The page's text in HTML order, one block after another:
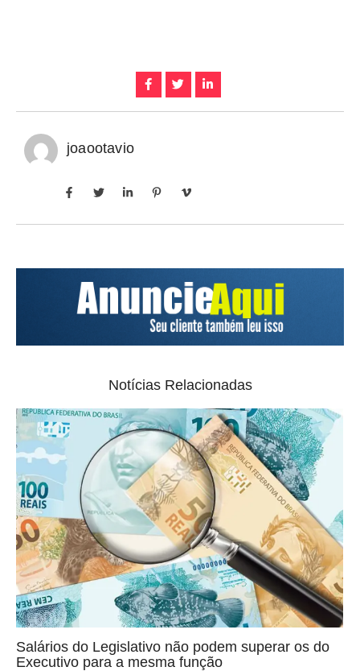
joaootavio
Notícias Relacionadas
Salários do Legislativo não podem superar os do
Executivo para a mesma função